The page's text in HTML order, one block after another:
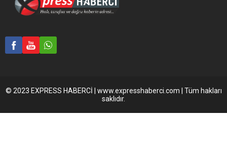
© 2023 EXPRESS HABERCİ | www.expresshaberci.com | Tüm hakları
saklıdır.